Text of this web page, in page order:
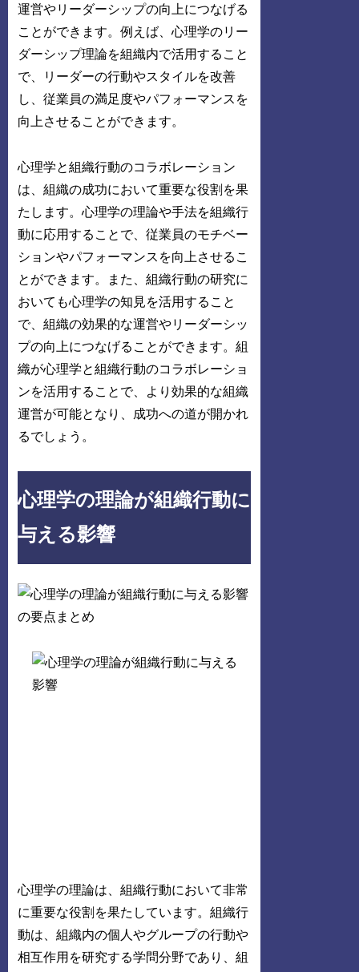
運営やリーダーシップの向上につなげる
ことができます。例えば、心理学のリー
ダーシップ理論を組織内で活用すること
で、リーダーの行動やスタイルを改善
し、従業員の満足度やパフォーマンスを
向上させることができます。
心理学と組織行動のコラボレーション
は、組織の成功において重要な役割を果
たします。心理学の理論や手法を組織行
動に応用することで、従業員のモチベー
ションやパフォーマンスを向上させるこ
とができます。また、組織行動の研究に
おいても心理学の知見を活用すること
で、組織の効果的な運営やリーダーシッ
プの向上につなげることができます。組
織が心理学と組織行動のコラボレーショ
ンを活用することで、より効果的な組織
運営が可能となり、成功への道が開かれ
るでしょう。
心理学の理論が組織行動に
与える影響
心理学の理論は、組織行動において非常
に重要な役割を果たしています。組織行
動は、組織内の個人やグループの行動や
相互作用を研究する学問分野であり、組